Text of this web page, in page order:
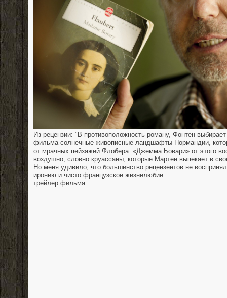
Из рецензии: "В противоположность роману, Фонтен
фильма солнечные живописные ландшафты Нормандии,
от мрачных пейзажей Флобера. «Джемма Бовари» от этого
воздушно, словно круассаны, которые Мартен выпекает в
Но меня удивило, что большинство рецензентов не
иронию и чисто французское жизнелюбие.
трейлер фильма: